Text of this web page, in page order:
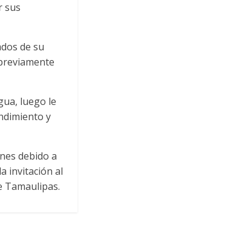
sus
de su
luego le
y
debido a
invitación al
Tamaulipas.